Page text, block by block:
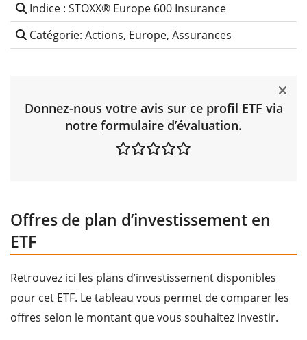
Indice : STOXX® Europe 600 Insurance
Catégorie: Actions, Europe, Assurances
Donnez-nous votre avis sur ce profil ETF via
notre formulaire d’évaluation.
Offres de plan d’investissement en
ETF
Retrouvez ici les plans d’investissement disponibles
pour cet ETF. Le tableau vous permet de comparer les
offres selon le montant que vous souhaitez investir.